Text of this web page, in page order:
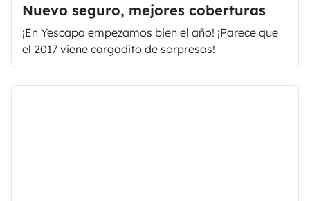
Nuevo seguro, mejores coberturas
¡En Yescapa empezamos bien el año! ¡Parece que
el 2017 viene cargadito de sorpresas!